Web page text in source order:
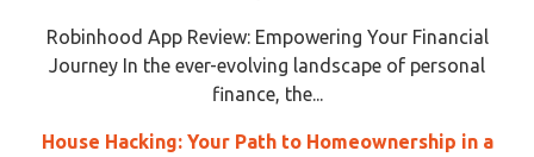
Robinhood App Review: Empowering Your Financial
Journey In the ever-evolving landscape of personal
finance, the...
House Hacking: Your Path to Homeownership in a